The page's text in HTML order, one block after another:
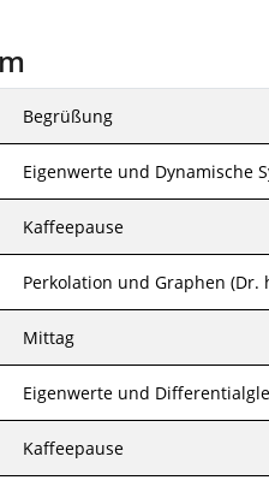
Begrüßung
Eigenwerte und Dynamische
Kaffeepause
Perkolation und Graphen (Dr.
Mittag
Eigenwerte und
Kaffeepause